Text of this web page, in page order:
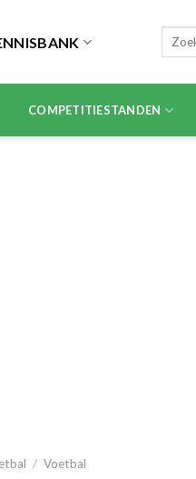
Zoeken
COMPETITIESTANDEN
/ Voetbal